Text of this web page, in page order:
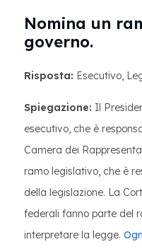
Nomina un
governo.
Risposta: Esecutivo,
Spiegazione: Il
esecutivo, che è
Camera dei
ramo legislativo, che è
della legislazione. La
federali fanno parte del
interpretare la legge.